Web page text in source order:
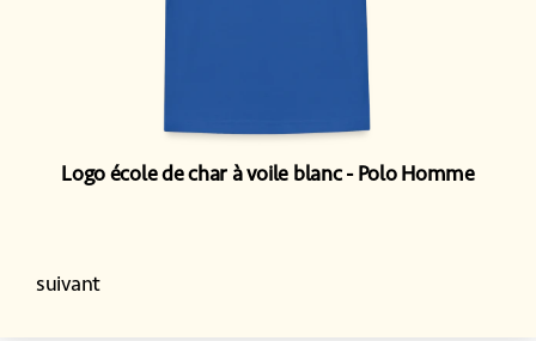
Logo école de char à voile blanc Polo Homme
suivant